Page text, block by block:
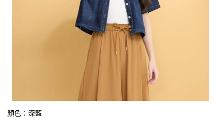
顏色：深藍